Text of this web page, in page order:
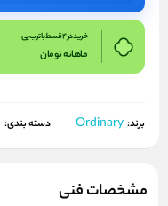
خرید در 4 قسط با ترب پی
ماهانهتومان
برند: Ordinary دسته بندی:
مشخصات فنی